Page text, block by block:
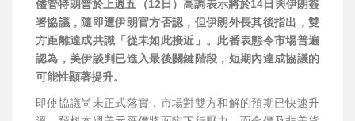
儘管特朗普於上週五（12日）高調表示將於14日與伊朗簽
署協議，隨即遭伊朗官方否認，但伊朗外長其後指出，雙
方距離達成共識「從未如此接近」。此番表態令市場普遍
認為，美伊談判已進入最後關鍵階段，短期內達成協議的
可能性顯著提升。
即使協議尚未正式落實，市場對雙方和解的預期已快速升